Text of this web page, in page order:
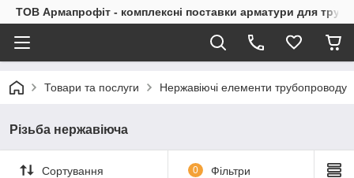
ТОВ Армапрофіт - комплексні поставки арматури для
Товари та послуги Нержавіючі елементи трубопроводу
Різьба нержавіюча
Сортування 0 Фільтри